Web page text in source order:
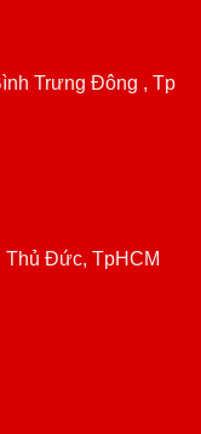
Trưng Đông , Tp
Thủ Đức, TpHCM